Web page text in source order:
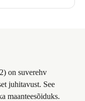
on suverehv
juhitavust. See
maanteesõiduks.